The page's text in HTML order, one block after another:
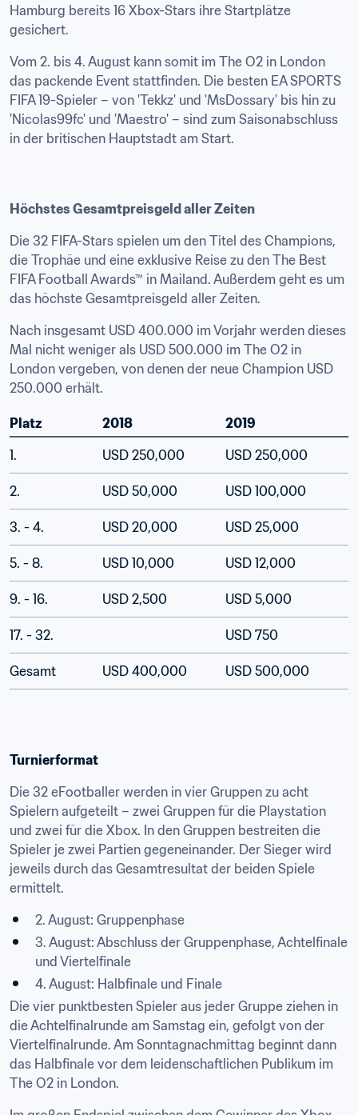
Hamburg bereits 16 Xbox-Stars ihre Startplätze
gesichert.
Vom 2. bis 4. August kann somit im The O2 in London
das packende Event stattfinden. Die besten EA SPORTS
FIFA 19-Spieler – von 'Tekkz' und 'MsDossary' bis hin zu
'Nicolas99fc' und 'Maestro' – sind zum Saisonabschluss
in der britischen Hauptstadt am Start.
Höchstes Gesamtpreisgeld aller Zeiten
Die 32 FIFA-Stars spielen um den Titel des Champions,
die Trophäe und eine exklusive Reise zu den The Best
FIFA Football Awards™ in Mailand. Außerdem geht es um
das höchste Gesamtpreisgeld aller Zeiten.
Nach insgesamt USD 400.000 im Vorjahr werden dieses
Mal nicht weniger als USD 500.000 im The O2 in
London vergeben, von denen der neue Champion USD
250.000 erhält.
Platz 2018
2019
1.
USD 250,000 USD 250,000
2. USD 50,000 USD 100,000
3. - 4. USD 20,000 USD 25,000
5. - 8. USD 10,000 USD 12,000
9. - 16. USD 2,500 USD 5,000
17. - 32. USD 750
Gesamt USD 400,000 USD 500,000
Turnierformat
Die 32 eFootballer werden in vier Gruppen zu acht
Spielern aufgeteilt – zwei Gruppen für die Playstation
und zwei für die Xbox. In den Gruppen bestreiten die
Spieler je zwei Partien gegeneinander. Der Sieger wird
jeweils durch das Gesamtresultat der beiden Spiele
ermittelt.
2. August: Gruppenphase
3. August: Abschluss der Gruppenphase, Achtelfinale
und Viertelfinale
4. August: Halbfinale und Finale
Die vier punktbesten Spieler aus jeder Gruppe ziehen in
die Achtelfinalrunde am Samstag ein, gefolgt von der
Viertelfinalrunde. Am Sonntagnachmittag beginnt dann
das Halbfinale vor dem leidenschaftlichen Publikum im
The O2 in London.